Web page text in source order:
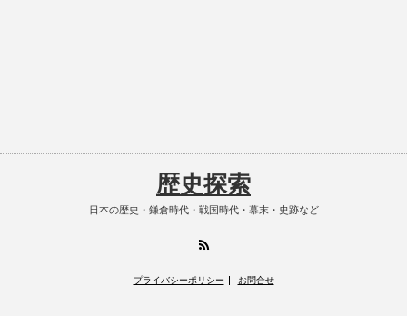
歴史探索
日本の歴史・鎌倉時代・戦国時代・幕末・史跡など
プライバシーポリシー お問合せ